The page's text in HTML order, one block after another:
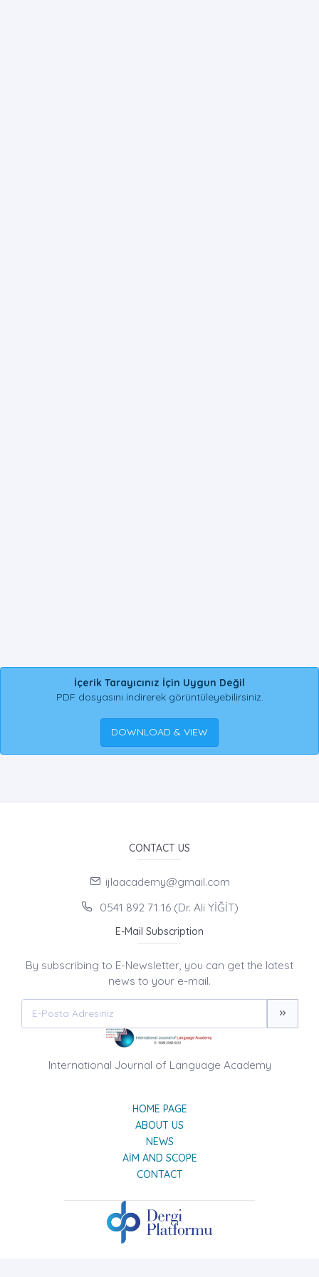
İçerik Tarayıcınız İçin Uygun Değil
PDF dosyasını indirerek görüntüleyebilirsiniz.
DOWNLOAD & VIEW
CONTACT US
ijlaacademy@gmail.com
0541 892 71 16 (Dr. Ali YİĞİT)
E-Mail Subscription
By subscribing to E-Newsletter, you can get the latest
news to your e-mail.
International Journal of Language Academy
HOME PAGE
ABOUT US
NEWS
AIM AND SCOPE
CONTACT